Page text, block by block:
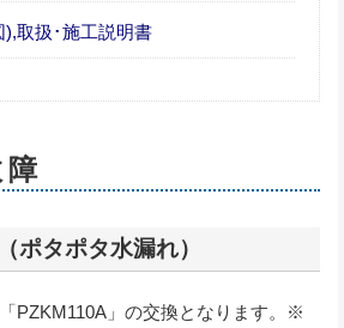
取扱･施工説明書
ポタポタ水漏れ）
PZKM110A」の交換となります。※